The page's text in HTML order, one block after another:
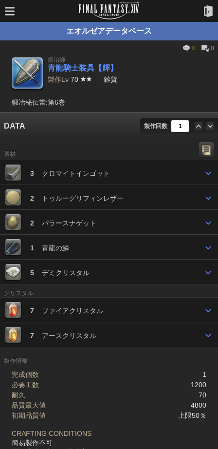
エオルゼアデータベース
0
0
鍛冶師
青龍騎士装具【輝】
製作Lv 70 雑貨
鍛冶秘伝書:第6巻
DATA 製作回数
素材
3 クロマイトインゴット
2 トゥルーグリフィンレザー
2 パラースナゲット
1 青龍の鱗
5 デミクリスタル
クリスタル
7 ファイアクリスタル
7 アースクリスタル
製作情報
完成個数
1
必要工数
1200
耐久
70
品質最大値
4800
初期品質値
上限50％
CRAFTING CONDITIONS
簡易製作不可